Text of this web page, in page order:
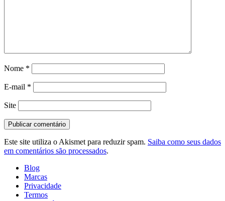
Nome *
E-mail *
Site
Este site utiliza o Akismet para reduzir spam. Saiba como seus dados
em comentários são processados.
Blog
Marcas
Privacidade
Termos